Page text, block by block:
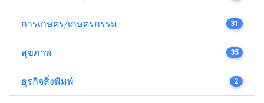
การเกษตร/เกษตรกรรม 31
สุขภาพ 35
ธุรกิจสิ่งพิมพ์ 2